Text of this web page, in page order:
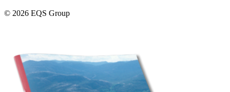
© 2026 EQS Group